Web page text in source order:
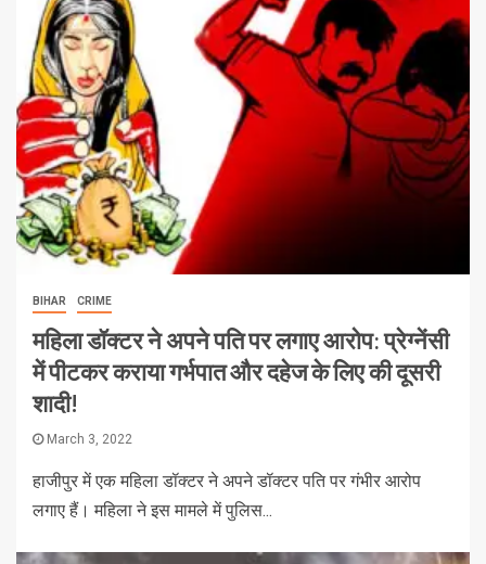
BIHAR CRIME
महिला डॉक्टर ने अपने पति पर लगाए आरोप: प्रेग्नेंसी
में पीटकर कराया गर्भपात और दहेज के लिए की दूसरी
शादी!
March 3, 2022
हाजीपुर में एक महिला डॉक्टर ने अपने डॉक्टर पति पर गंभीर आरोप
लगाए हैं। महिला ने इस मामले में पुलिस...